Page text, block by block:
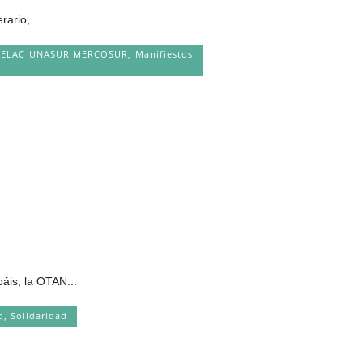
UNASUR MERCOSUR, Manifiestos
la OTAN...
,Solidaridad